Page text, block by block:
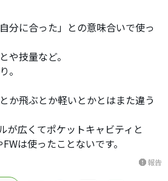
分に合った」との意味合いで使っ
や技量など。
。
か飛ぶとか軽いとかとはまた違う
が広くてポケットキャビティと
は使ったことないです。
report報告